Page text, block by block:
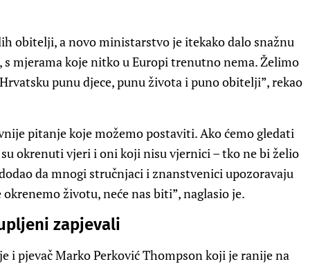
obitelji, a novo ministarstvo je itekako dalo snažnu
mjerama koje nitko u Europi trenutno nema. Želimo
punu djece, punu života i puno obitelji”, rekao
pitanje koje možemo postaviti. Ako ćemo gledati
okrenuti vjeri i oni koji nisu vjernici – tko ne bi želio
da mnogi stručnjaci i znanstvenici upozoravaju
životu, neće nas biti”, naglasio je.
zapjevali
i pjevač Marko Perković Thompson koji je ranije na